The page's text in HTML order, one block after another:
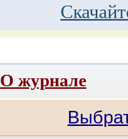
О журнале